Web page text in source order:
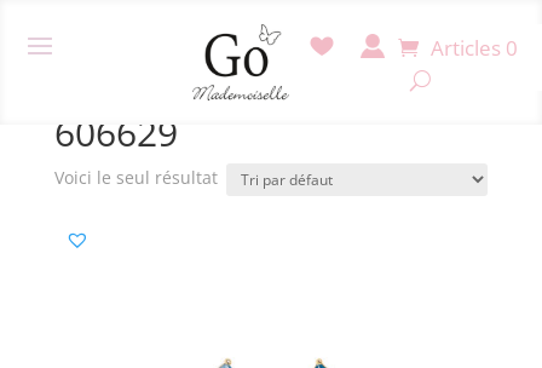
Articles 0
/ Produit Référence / 606629
606629
Voici le seul résultat